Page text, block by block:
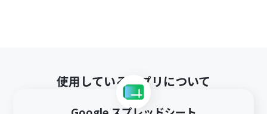
使用しているアプリについて